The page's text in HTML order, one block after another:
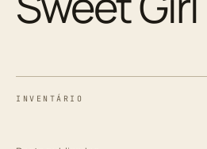
INVENTÁRIO